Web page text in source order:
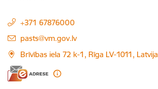
+371 67876000
E-pasts:
pasts@vm.gov.lv
Brīvības iela 72 k-1, Rīga LV-1011, Latvija